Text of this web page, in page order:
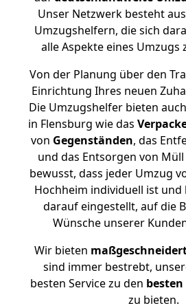
Unser Netzwerk besteht
Umzugshelfern, die sich
alle Aspekte eines Umzugs
Von der Planung über den
Einrichtung Ihres neuen
Die Umzugshelfer bieten
in Flensburg wie das
von Gegenständen, das
und das Entsorgen von
bewusst, dass jeder Umzug
Hochheim individuell ist und
darauf eingestellt, auf die
Wünsche unserer
Wir bieten
sind immer bestrebt,
besten Service zu den
zu bieten.